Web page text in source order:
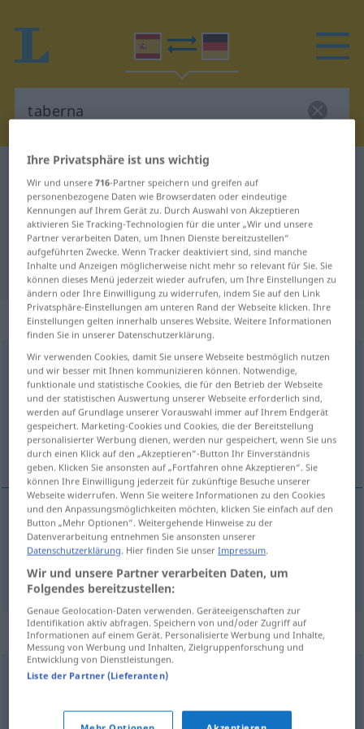
Spanisch-Deutsch Wörterbuch
Spanisch-Deutsch Übersetzung für
"taberna"
"taberna" Deutsch Übersetzung
„taberna“: femenino
taberna [taˈβɛrna]f
Übersicht aller Übersetzungen
(Für mehr Details die Übersetzung anklicken/antippen)
Taverne, Wirtshaus
Tavernef taberna
Wirtshausn taberna
Synonyme für "taberna"
Ihre Privatsphäre ist uns wichtig
Wir und unsere716-Partner speichern und greifen auf
personenbezogene Daten wie Browserdaten oder eindeutige
Kennungen auf Ihrem Gerät zu. Durch Auswahl von Akzeptieren
aktivieren Sie Tracking-Technologien für die unter „Wir und unsere
Partner verarbeiten Daten, um Ihnen Dienste bereitzustellen“
aufgeführten Zwecke. Wenn Tracker deaktiviert sind, sind manche
Inhalte und Anzeigen möglicherweise nicht mehr so relevant für Sie. Sie
können dieses Menü jederzeit wieder aufrufen, um Ihre Einstellungen zu
ändern oder Ihre Einwilligung zu widerrufen, indem Sie auf den Link
Privatsphäre-Einstellungen am unteren Rand der Webseite klicken. Ihre
Einstellungen gelten innerhalb unseres Website. Weitere Informationen
finden Sie in unserer Datenschutzerklärung.
Wir verwenden Cookies, damit Sie unsere Webseite bestmöglich nutzen
und wir besser mit Ihnen kommunizieren können. Notwendige,
funktionale und statistische Cookies, die für den Betrieb der Webseite
und der statistischen Auswertung unserer Webseite erforderlich sind,
werden auf Grundlage unserer Vorauswahl immer auf Ihrem Endgerät
gespeichert. Marketing-Cookies und Cookies, die der Bereitstellung
personalisierter Werbung dienen, werden nur gespeichert, wenn Sie uns
durch einen Klick auf den „Akzeptieren“-Button Ihr Einverständnis
geben. Klicken Sie ansonsten auf „Fortfahren ohne Akzeptieren“. Sie
können Ihre Einwilligung jederzeit für zukünftige Besuche unserer
Webseite widerrufen. Wenn Sie weitere Informationen zu den Cookies
und den Anpassungsmöglichkeiten möchten, klicken Sie einfach auf den
Button „Mehr Optionen“. Weitergehende Hinweise zu der
Datenverarbeitung entnehmen Sie ansonsten unserer
Datenschutzerklärung. Hier finden Sie unserImpressum.
Wir und unsere Partner verarbeiten Daten, um
Folgendes bereitzustellen:
Genaue Geolocation-Daten verwenden. Geräteeigenschaften zur
Identifikation aktiv abfragen. Speichern von und/oder Zugriff auf
Informationen auf einem Gerät. Personalisierte Werbung und Inhalte,
Messung von Werbung und Inhalten, Zielgruppenforschung und
Entwicklung von Dienstleistungen.
Liste der Partner (Lieferanten)